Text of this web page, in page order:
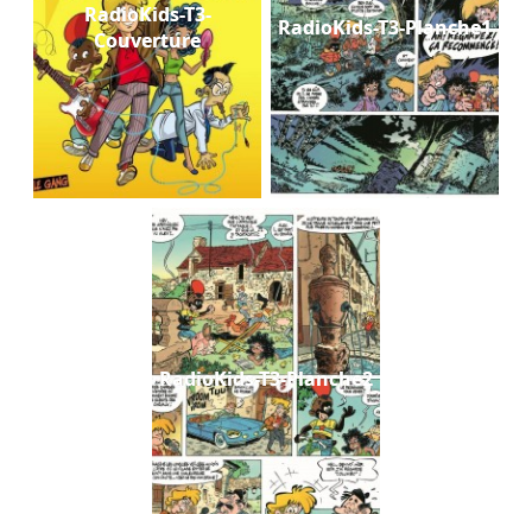
RadioKids-T3-
Couverture
RadioKids-T3-Planche1
RadioKids-T3-Planche2